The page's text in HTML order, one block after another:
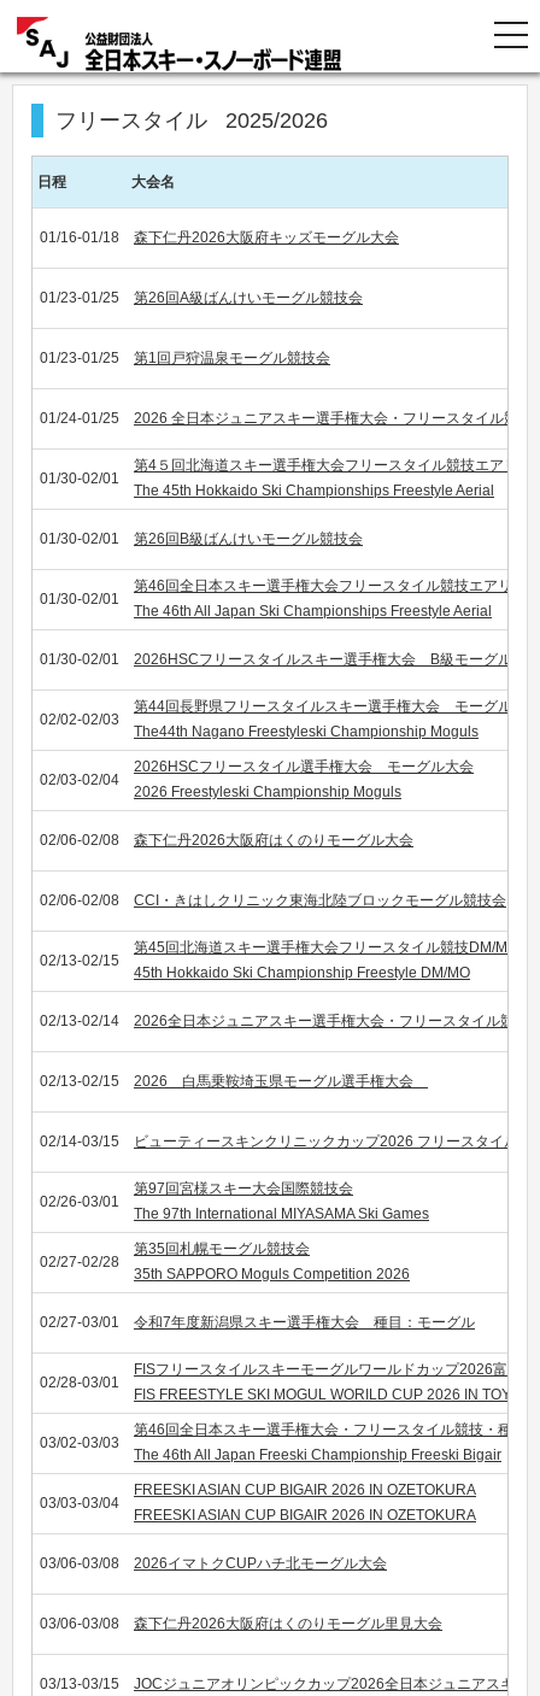
フリースタイル 2025/2026
日程 大会名
01/16-01/18 森下仁丹2026大阪府キッズモーグル大会
01/23-01/25 第26回A級ばんけいモーグル競技会
01/23-01/25 第1回戸狩温泉モーグル競技会
01/24-01/25 2026 全日本ジュニアスキー選手権大会・フリースタイル競技
01/30-02/01
第4５回北海道スキー選手権大会フリースタイル競技エアリア
The 45th Hokkaido Ski Championships Freestyle Aerial
01/30-02/01 第26回B級ばんけいモーグル競技会
01/30-02/01
第46回全日本スキー選手権大会フリースタイル競技エアリア
The 46th All Japan Ski Championships Freestyle Aerial
01/30-02/01 2026HSCフリースタイルスキー選手権大会 B級モーグル大
02/02-02/03
第44回長野県フリースタイルスキー選手権大会 モーグル競技
The44th Nagano Freestyleski Championship Moguls
02/03-02/04
2026HSCフリースタイル選手権大会 モーグル大会
2026 Freestyleski Championship Moguls
02/06-02/08 森下仁丹2026大阪府はくのりモーグル大会
02/06-02/08 CCI・きはしクリニック東海北陸ブロックモーグル競技会
02/13-02/15
第45回北海道スキー選手権大会フリースタイル競技DM/MO種
45th Hokkaido Ski Championship Freestyle DM/MO
02/13-02/14 2026全日本ジュニアスキー選手権大会・フリースタイル競技
02/13-02/15 2026 白馬乗鞍埼玉県モーグル選手権大会
02/14-03/15 ビューティースキンクリニックカップ2026 フリースタイル競
02/26-03/01
第97回宮様スキー大会国際競技会
The 97th International MIYASAMA Ski Games
02/27-02/28
第35回札幌モーグル競技会
35th SAPPORO Moguls Competition 2026
02/27-03/01 令和7年度新潟県スキー選手権大会 種目：モーグル
02/28-03/01
FISフリースタイルスキーモーグルワールドカップ2026富山
FIS FREESTYLE SKI MOGUL WORILD CUP 2026 IN
03/02-03/03
第46回全日本スキー選手権大会・フリースタイル競技・種目
The 46th All Japan Freeski Championship Freeski Bigair
03/03-03/04
FREESKI ASIAN CUP BIGAIR 2026 IN OZETOKURA
FREESKI ASIAN CUP BIGAIR 2026 IN OZETOKURA
03/06-03/08 2026イマトクCUPハチ北モーグル大会
03/06-03/08 森下仁丹2026大阪府はくのりモーグル里見大会
03/13-03/15 JOCジュニアオリンピックカップ2026全日本ジュニアスキ